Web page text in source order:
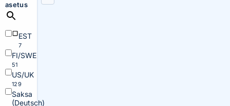
asetus
EST
7
FI/SWE
51
US/UK
129
Saksa
(Deutsch)